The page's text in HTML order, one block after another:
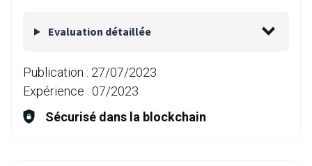
Evaluation détaillée
Publication : 27/07/2023
Expérience : 07/2023
Sécurisé dans la blockchain